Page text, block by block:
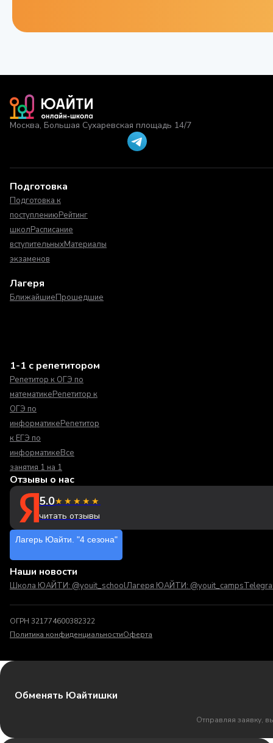
Москва, Большая Сухаревская площадь 14/7
Подготовка
Подготовка к
поступлениюРейтинг
школРасписание
вступительныхМатериалы
экзаменов
Лагеря
БлижайшиеПрошедшие
1-1 с репетитором
Репетитор к ОГЭ по
математикеРепетитор к
ОГЭ по
информатикеРепетитор
к ЕГЭ по
информатикеВсе
занятия 1 на 1
Отзывы о нас
5.0★★★★★
читать отзывы
Лагерь Юайти. "4 сезона"
Наши новости
Школа ЮАЙТИ: @youit_schoolЛагеря ЮАЙТИ: @youit_camps
ОГРН 321774600382322
Политика конфиденциальностиОферта
Обменять Юайтишки
Отправляя заявку,